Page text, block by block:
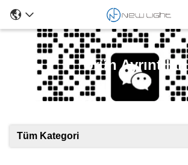
Ürün Ayrıntıları
Tüm Kategori